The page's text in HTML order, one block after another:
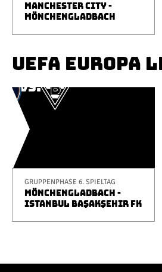
MANCHESTER CITY -
MÖNCHENGLADBACH
UEFA EUROPA
GRUPPENPHASE 6. SPIELTAG
MÖNCHENGLADBACH -
ISTANBUL BAŞAKŞEHIR FK